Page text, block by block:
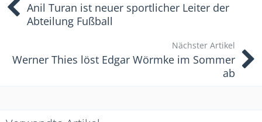
Anil Turan ist neuer sportlicher Leiter der
Abteilung Fußball
Nächster Artikel
Werner Thies löst Edgar Wörmke im Sommer
ab